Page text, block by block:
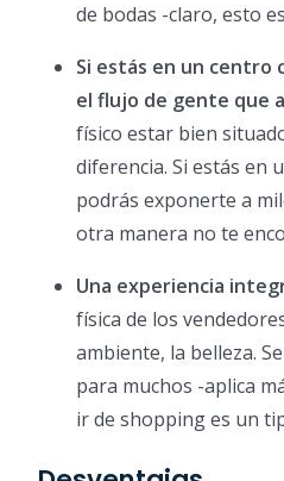
de bodas -claro, esto
Si estás en un centro
el flujo de gente que
físico estar bien
diferencia. Si estás en
podrás exponerte a
otra manera no te
Una experiencia
física de los
ambiente, la belleza.
para muchos -aplica
ir de shopping es un